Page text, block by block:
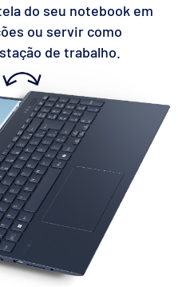
do seu notebook em
ou servir como
de trabalho.